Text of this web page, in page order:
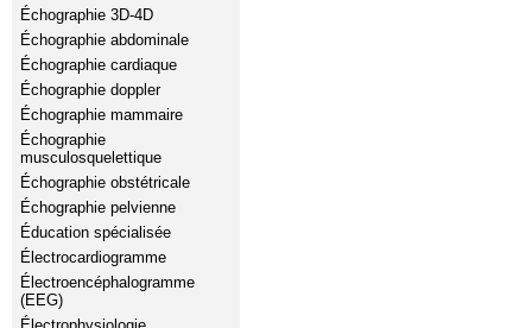
Échographie 3D-4D
Échographie abdominale
Échographie cardiaque
Échographie doppler
Échographie mammaire
Échographie
musculosquelettique
Échographie obstétricale
Échographie pelvienne
Éducation spécialisée
Électrocardiogramme
Électroencéphalogramme
(EEG)